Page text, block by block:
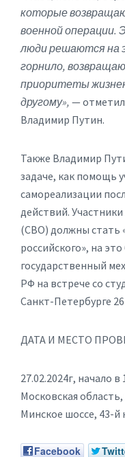
которые
военной операции.
люди решаются на
горнило,
приоритеты
другому», — отметил
Владимир Путин.
Также Владимир
задаче, как помощь
самореализации
действий.
(СВО) должны стать
российского», на
государственный
РФ на встрече со
Санкт-Петербурге 26
ДАТА И МЕСТО
27.02.2024г, начало в
Московская
Минское шоссе, 43-й
Facebook